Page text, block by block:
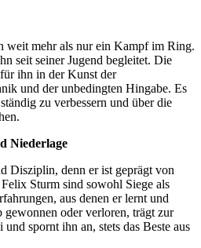
weit mehr als nur ein Kampf im Ring.
seit seiner Jugend begleitet. Die
ihn in der Kunst der
und der unbedingten Hingabe. Es
zu verbessern und über die
Niederlage
Disziplin, denn er ist geprägt von
Sturm sind sowohl Siege als
aus denen er lernt und
gewonnen oder verloren, trägt zur
spornt ihn an, stets das Beste aus